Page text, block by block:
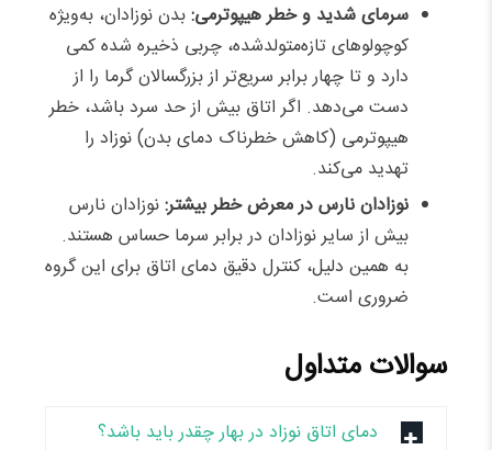
سرمای شدید و خطر هیپوترمی:بدن نوزادان، به‌ویژه
کوچولوهای تازه‌متولدشده، چربی ذخیره شده کمی
دارد و تا چهار برابر سریع‌تر از بزرگسالان گرما را از
دست می‌دهد. اگر اتاق بیش از حد سرد باشد، خطر
هیپوترمی (کاهش خطرناک دمای بدن) نوزاد را
تهدید می‌کند.
نوزادان نارس در معرض خطر بیشتر:نوزادان نارس
بیش از سایر نوزادان در برابر سرما حساس هستند.
به همین دلیل، کنترل دقیق دمای اتاق برای این گروه
ضروری است.
سوالات متداول
دمای اتاق نوزاد در بهار چقدر باید باشد؟